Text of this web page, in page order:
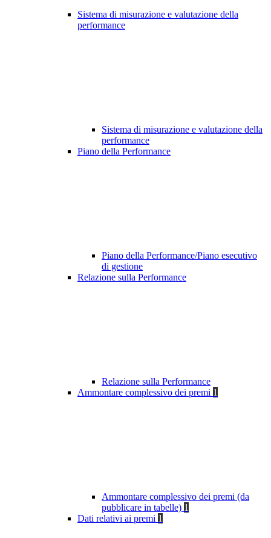
Sistema di misurazione e valutazione della
performance
Sistema di misurazione e valutazione della
performance
Piano della Performance
Piano della Performance/Piano esecutivo
di gestione
Relazione sulla Performance
Relazione sulla Performance
Ammontare complessivo dei premi 1
Ammontare complessivo dei premi (da
pubblicare in tabelle) 1
Dati relativi ai premi 1